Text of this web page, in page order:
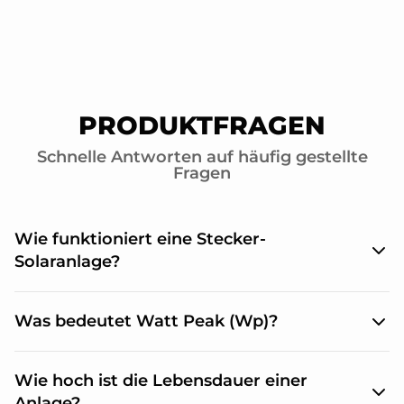
PRODUKTFRAGEN
Schnelle Antworten auf häufig gestellte
Fragen
Wie funktioniert eine Stecker-
Solaranlage?
Sonne Gleichstrom. Der an den Modulen
haushaltsübliche Strom wird über das
Stromanschlusskabel vom Wechselrichter in eine
Was bedeutet Watt Peak (Wp)?
von Photovoltaikmodulen wird in Watt Peak
angegeben. Dies sind jedoch theoretische
Wie hoch ist die Lebensdauer einer